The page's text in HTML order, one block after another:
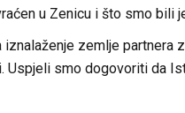
u Zenicu i što smo bili
zemlje partnera
smo dogovoriti da